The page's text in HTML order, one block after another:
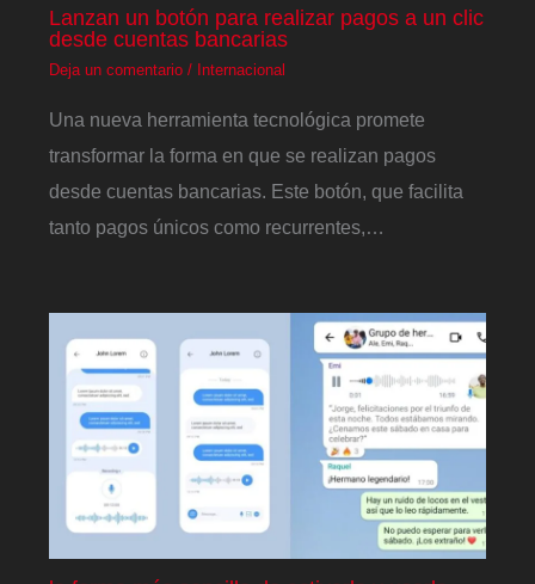
Lanzan un botón para realizar pagos a un clic
desde cuentas bancarias
Deja un comentario / Internacional
Una nueva herramienta tecnológica promete
transformar la forma en que se realizan pagos
desde cuentas bancarias. Este botón, que facilita
tanto pagos únicos como recurrentes,…